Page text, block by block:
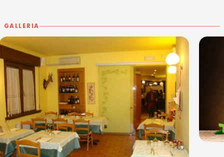
L'OMBELICO DI BACCO
Via Della Villa, 7
33030 Bonzicco - Dignano
P.IVA 01525250930
Tel. 0432 951002
Per ulteriori informazioni sull'offerta o sulle modalità di acquisto
scrivi a
posta@espevia.it .
GALLERIA